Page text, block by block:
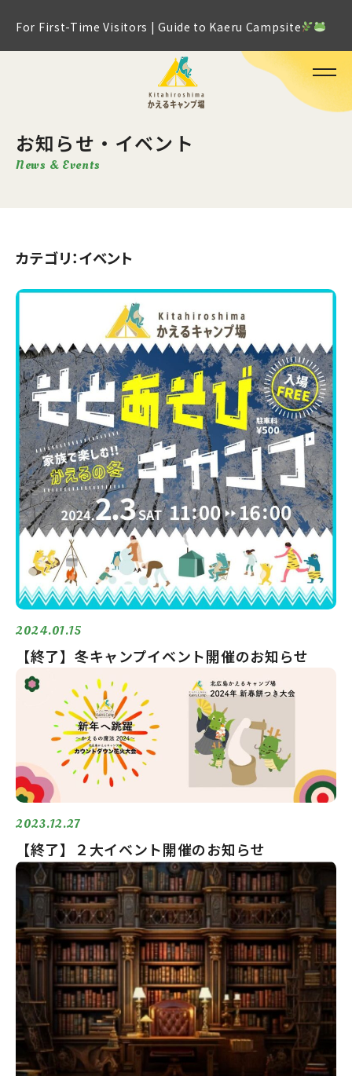
For First-Time Visitors | Guide to Kaeru Campsite
お知らせ・イベント
News & Events
カテゴリ：イベント
2024.01.15
【終了】冬キャンプイベント開催のお知らせ
2023.12.27
【終了】２大イベント開催のお知らせ